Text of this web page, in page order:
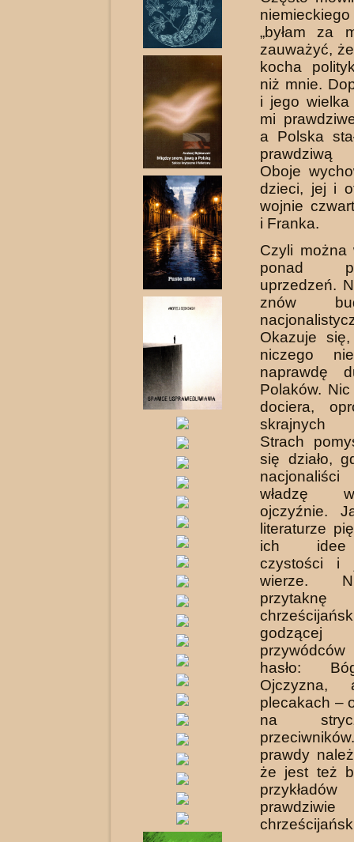
„byłam za
zauważyć,
kocha
niż mnie.
i jego wielka
mi
a Polska
prawdziwą
Oboje
dzieci, jej i
wojnie
i Franka.
Czyli można
ponad
uprzedzeń.
znów
Okazuje
niczego
naprawdę
Polaków.
dociera,
skrajnych
Strach
się działo,
władzę
ojczyźnie.
literaturze
ich idee
czystości i
wierze.
przytaknę
przywódców
hasło:
plecakach –
na
prawdy
że jest też
prawdziwie